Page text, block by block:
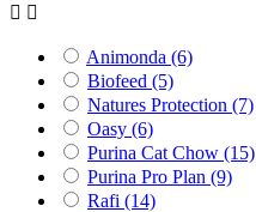
 
Animonda (6)
Biofeed (5)
Natures Protection (7)
Oasy (6)
Purina Cat Chow (15)
Purina Pro Plan (9)
Rafi (14)